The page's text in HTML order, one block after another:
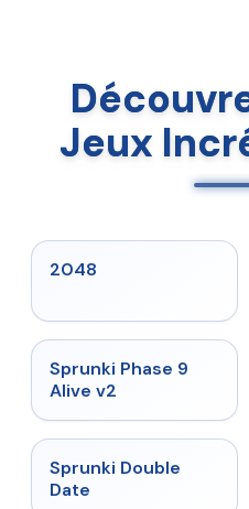
Jeux
2048
★
Sprunki Phase 9
Alive v2
★
Sprunki Double
Date